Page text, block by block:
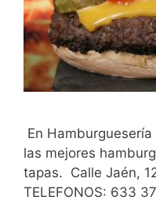
En
las mejores
tapas. Calle Jaén,
TELEFONOS: 633